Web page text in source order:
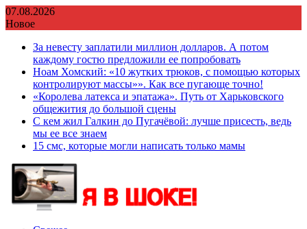
Перейти
к
07.08.2026
Новое
За невесту заплатили миллион долларов. А потом
каждому гостю предложили ее попробовать
Ноам Хомский: «10 жутких трюков, с помощью которых
контролируют массы»». Как все пугающе точно!
«Королева латекса и эпатажа». Путь от Харьковского
общежития до большой сцены
С кем жил Галкин до Пугачёвой: лучше присесть, ведь
мы ее все знаем
15 смс, которые могли написать только мамы